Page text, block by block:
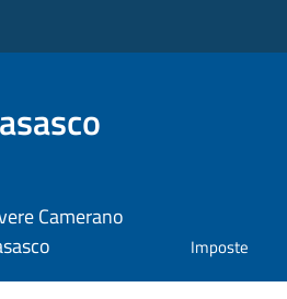
Camerano
Imposte